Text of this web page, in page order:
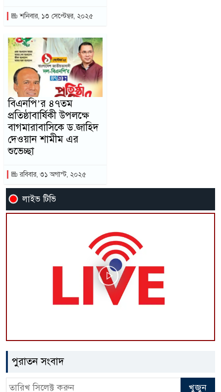
শনিবার, ১৩ সেপ্টেম্বর, ২০২৫
বিএনপি’র ৪৭তম
প্রতিষ্ঠাবার্ষিকী উপলক্ষে
বাগমারাবাসিকে ড.জাহিদ
দেওয়ান শামীম এর
শুভেচ্ছা
রবিবার, ৩১ অগাস্ট, ২০২৫
লাইভ টিভি
পুরাতন সংবাদ